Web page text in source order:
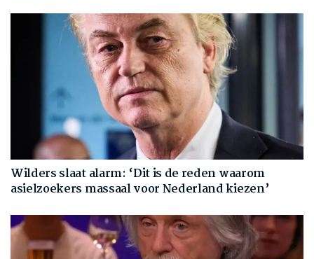
Wilders slaat alarm: ‘Dit is de reden waarom
asielzoekers massaal voor Nederland kiezen’